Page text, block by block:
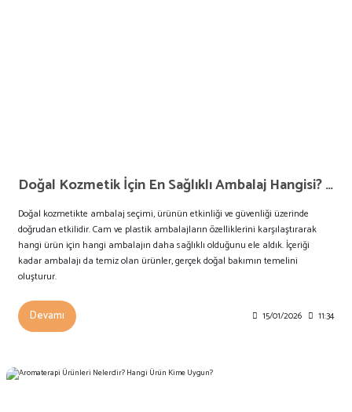
Doğal Kozmetik İçin En Sağlıklı Ambalaj Hangisi? Cam mı Plastik mi?
Doğal kozmetikte ambalaj seçimi, ürünün etkinliği ve güvenliği üzerinde
doğrudan etkilidir. Cam ve plastik ambalajların özelliklerini karşılaştırarak
hangi ürün için hangi ambalajın daha sağlıklı olduğunu ele aldık. İçeriği
kadar ambalajı da temiz olan ürünler, gerçek doğal bakımın temelini
oluşturur.
Devamı 15/01/2026 11:34